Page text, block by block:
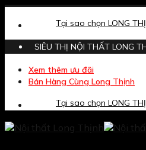
Skip
Tại sao chọn LONG
SIÊU THỊ NỘI THẤT LONG
Xem thêm ưu đãi
Bán Hàng Cùng Long Thịnh
Tại sao chọn LONG